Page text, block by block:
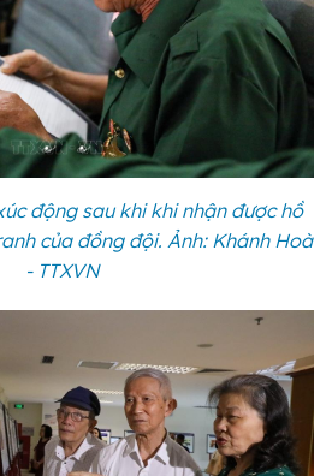
động sau khi khi nhận được hồ
của đồng đội. Ảnh: Khánh Hoà
- TTXVN